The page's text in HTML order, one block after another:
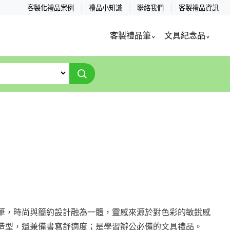
客製化禮品案例 禮品小知識 聯絡我們 客製禮品資訊
客製禮品筆 文具紀念品
，時尚與簡約設計融為一體，靈感來源於對色彩的敏銳感
型，還兼備書寫舒適度；是學習辦公必備的文具禮品。